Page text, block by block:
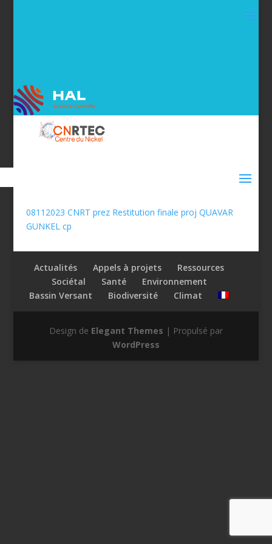
08112023 CNRT prez Restitution finale proj QUAVAR
GUNKEL cp
Actualités Appels à projets
Ressources
Sociétal
Santé
Environnement
Bassin Versant
Biodiversité Climat
Design de Elegant Themes | Propulsé par
WordPress